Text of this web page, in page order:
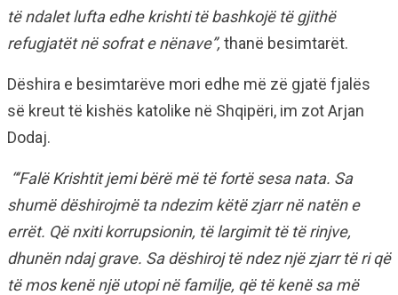
të ndalet lufta edhe krishti të bashkojë të gjithë
refugjatët në sofrat e nënave”, thanë besimtarët.
Dëshira e besimtarëve mori edhe më zë gjatë fjalës
së kreut të kishës katolike në Shqipëri, im zot Arjan
Dodaj.
“‘Falë Krishtit jemi bërë më të fortë sesa nata. Sa
shumë dëshirojmë ta ndezim këtë zjarr në natën e
errët. Që nxiti korrupsionin, të largimit të të rinjve,
dhunën ndaj grave. Sa dëshiroj të ndez një zjarr të ri që
të mos kenë një utopi në familje, që të kenë sa më